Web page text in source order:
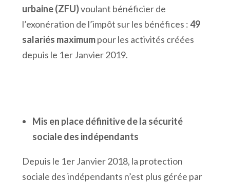
urbaine (ZFU)voulant bénéficier de
l’exonération de l’impôt sur les bénéfices :49
salariés maximumpour les activités créées
depuis le 1er Janvier 2019.
Mis en place définitive de la sécurité
sociale des indépendants
Depuis le 1er Janvier 2018, la protection
sociale des indépendants n’est plus gérée par